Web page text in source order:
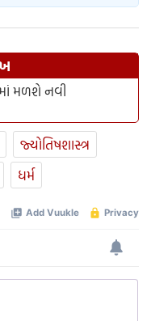
મળશે નવી
જ્યોતિષશાસ્ત્ર
ધર્મ